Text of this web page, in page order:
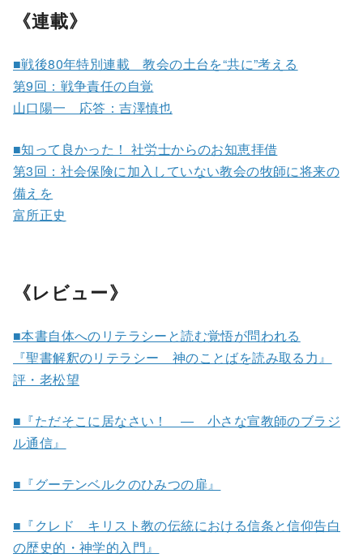
《連載》
■戦後80年特別連載 教会の土台を“共に”考える
第9回：戦争責任の自覚
山口陽一 応答：吉澤慎也
■知って良かった！ 社労士からのお知恵拝借
第3回：社会保険に加入していない教会の牧師に将来の
備えを
富所正史
《レビュー》
■本書自体へのリテラシーと読む覚悟が問われる
『聖書解釈のリテラシー 神のことばを読み取る力』
評・老松望
■『ただそこに居なさい！ ― 小さな宣教師のブラジ
ル通信』
■『グーテンベルクのひみつの扉』
■『クレド キリスト教の伝統における信条と信仰告白
の歴史的・神学的入門』